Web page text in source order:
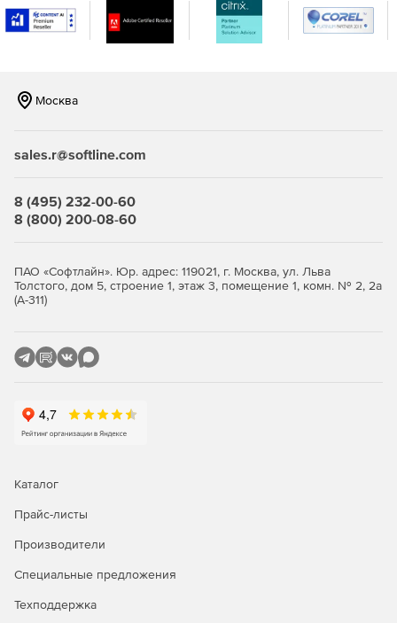
Оптимизация сканирования транспорта помогает
Технологические усовершенствования: встроенная
Москва
sales.r@softline.com
8 (495) 232-00-60
8 (800) 200-08-60
ПАО «Софтлайн». Юр. адрес: 119021, г. Москва, ул. Льва
Толстого, дом 5, строение 1, этаж 3, помещение 1, комн. № 2, 2а
(А-311)
Каталог
Прайс-листы
Производители
Специальные предложения
Техподдержка